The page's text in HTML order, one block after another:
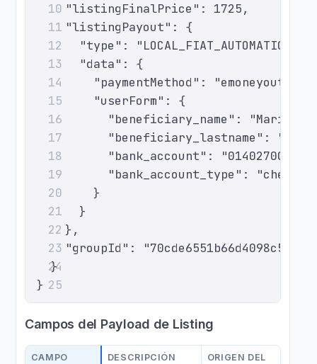
10
    "listingFinalPrice": 1725,
11
    "listingPayout": {
12
      "type": "LOCAL_FIAT_AUTOMATIC",
13
      "data": {
14
"paymentMethod": "emoneyout-
15
        "userForm": {
16
          "beneficiary_name": "Maria",
17
"beneficiary_lastname":
18
"bank_account":
19
"bank_account_type":
20
        }
21
      }
22
    },
23
"groupId":
24
  }
25
}
Campos del Payload de Listing
CAMPO DESCRIPCIÓN
ORIGEN DEL